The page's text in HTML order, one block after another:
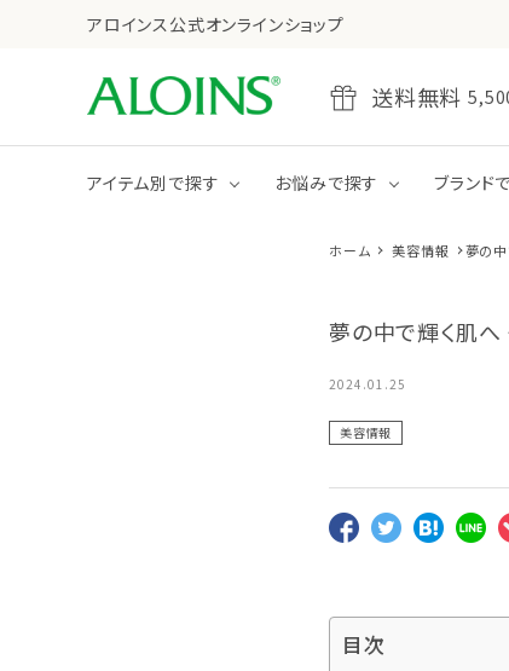
アロインス公式オンラインショップ
送料無料
アイテム別で探す
クリーム
お悩みで探す ブランド
ホーム 美容情報 夢の
夢の中で輝く肌
2024.01.25
美容情報
目次